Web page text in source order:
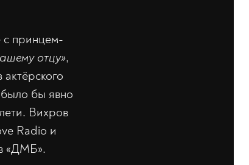
с принцем-
отцу»,
бы явно
Вихров
Radio и
«ДМБ».